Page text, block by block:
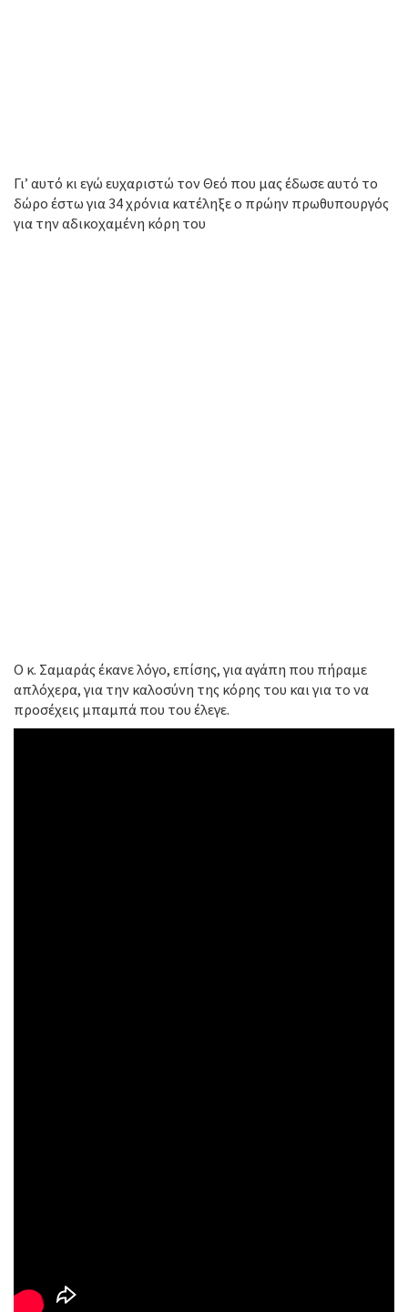
Γι’ αυτό κι εγώ ευχαριστώ τον Θεό που μας έδωσε αυτό το
δώρο έστω για 34 χρόνια κατέληξε ο πρώην πρωθυπουργός
για την αδικοχαμένη κόρη του
Ο κ. Σαμαράς έκανε λόγο, επίσης, για αγάπη που πήραμε
απλόχερα, για την καλοσύνη της κόρης του και για το να
προσέχεις μπαμπά που του έλεγε.